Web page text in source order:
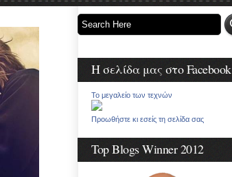
Η σελίδα μας στο Facebook
Το μεγαλείο των τεχνών
Προωθήστε κι εσείς τη σελίδα σας
Top Blogs Winner 2012